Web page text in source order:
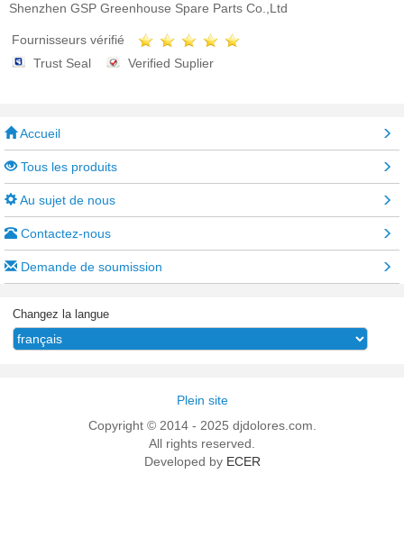
Shenzhen GSP Greenhouse Spare Parts Co.,Ltd
Fournisseurs vérifié
Trust Seal
Verified Suplier
Accueil
Tous les produits
Au sujet de nous
Contactez-nous
Demande de soumission
Changez la langue
Plein site
Copyright © 2014 - 2025 djdolores.com.
All rights reserved.
Developed by ECER